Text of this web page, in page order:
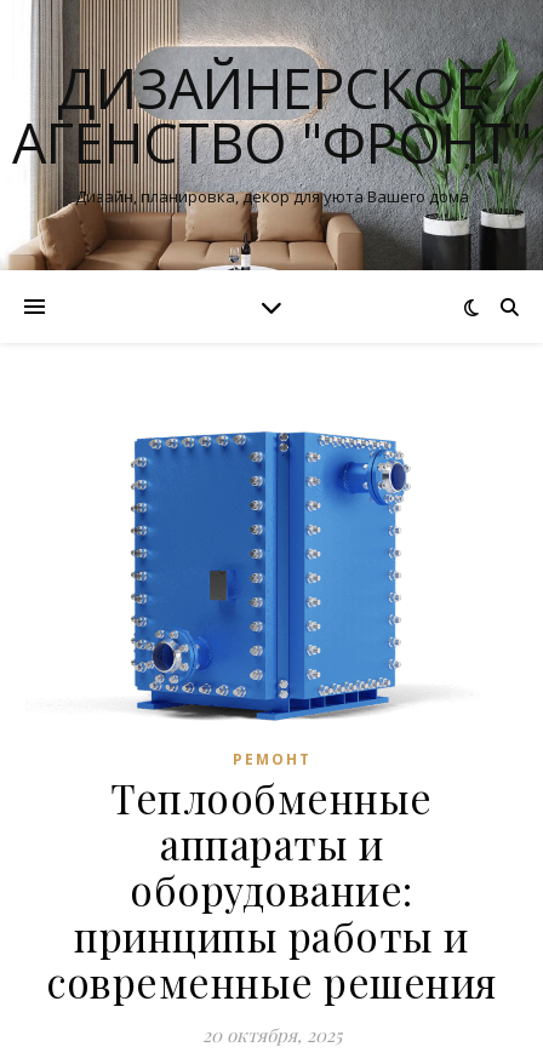
ДИЗАЙНЕРСКОЕ
АГЕНСТВО "ФРОНТ"
Дизайн, планировка, декор для уюта Вашего дома
РЕМОНТ
Теплообменные
аппараты и
оборудование:
принципы работы и
современные решения
20 октября, 2025